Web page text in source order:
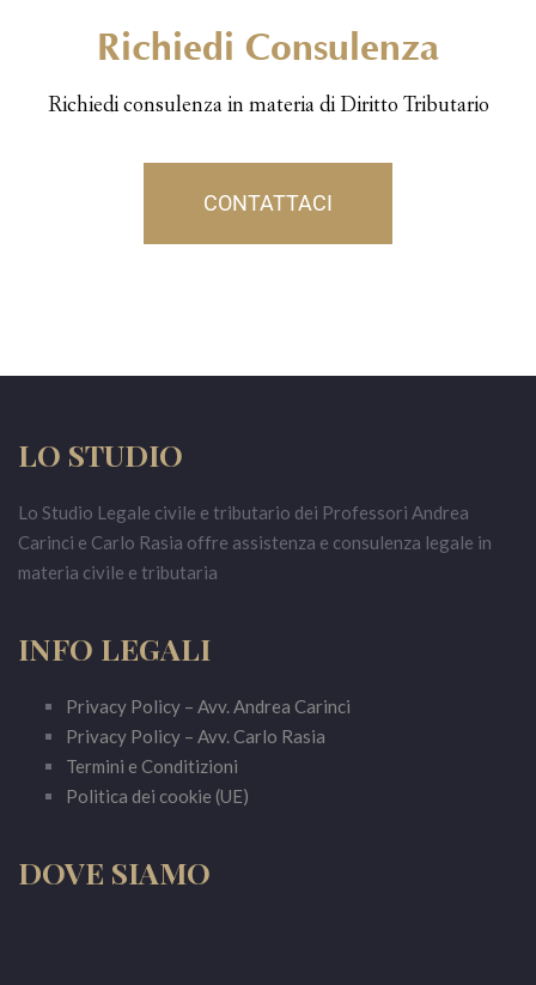
Richiedi Consulenza
Richiedi consulenza in materia di Diritto Tributario
CONTATTACI
LO STUDIO
Lo Studio Legale civile e tributario dei Professori Andrea
Carinci e Carlo Rasia offre assistenza e consulenza legale in
materia civile e tributaria
INFO LEGALI
Privacy Policy – Avv. Andrea Carinci
Privacy Policy – Avv. Carlo Rasia
Termini e Conditizioni
Politica dei cookie (UE)
DOVE SIAMO